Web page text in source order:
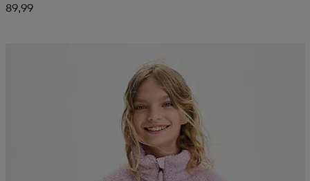
89,99